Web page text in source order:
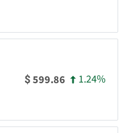
$599.86 1.24%